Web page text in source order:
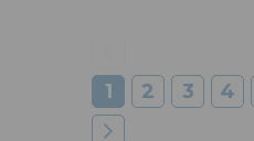
1 2 3 4